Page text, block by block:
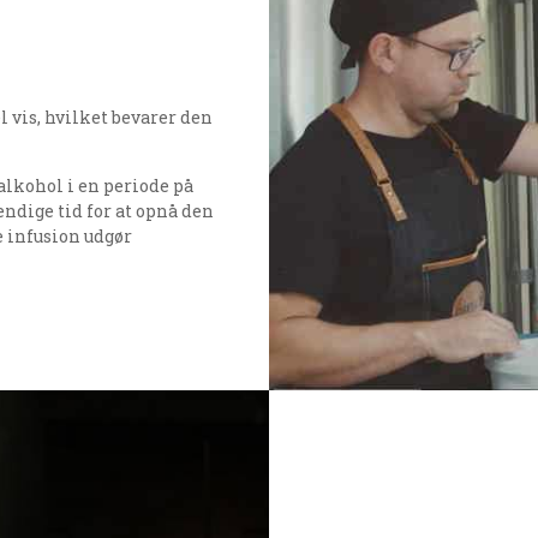
hvilket bevarer den
i en periode på
tid for at opnå den
infusion udgør